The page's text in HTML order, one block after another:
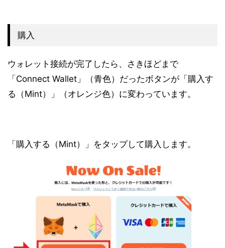
購入
ウォレット接続が完了したら、さきほどまで
「Connect Wallet」（青色）だったボタンが「購入す
る（Mint）」（オレンジ色）に変わっています。
「購入する（Mint）」をタップして購入します。